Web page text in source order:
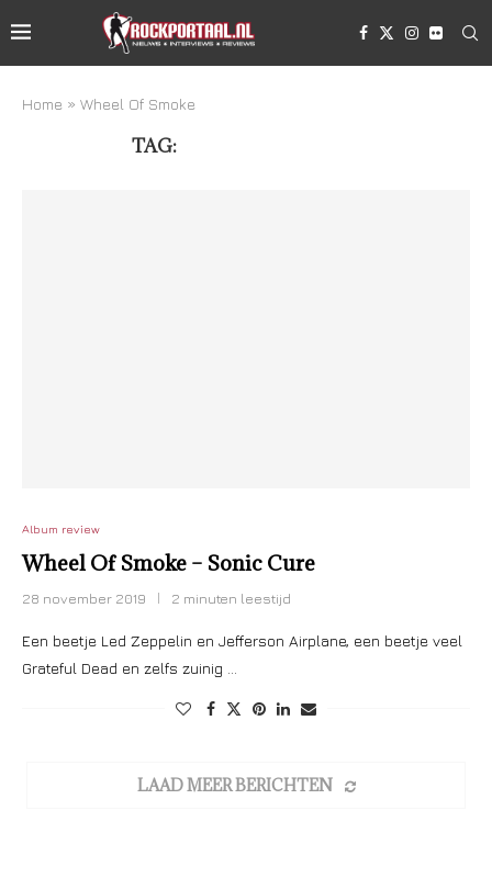
Home » Wheel Of Smoke
TAG:
Album review
Wheel Of Smoke – Sonic Cure
28 november 2019 2 minuten leestijd
Een beetje Led Zeppelin en Jefferson Airplane, een beetje veel
Grateful Dead en zelfs zuinig …
LAAD MEER BERICHTEN